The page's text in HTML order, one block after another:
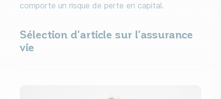
comporte un risque de perte en capital.
Sélection d'article sur l'assurance
vie